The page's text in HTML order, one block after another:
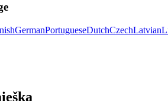
GermanPortugueseDutchCzechLatvian